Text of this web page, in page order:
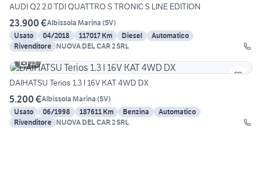
AUDI Q2 2.0 TDI QUATTRO S TRONIC S LINE EDITION
23.900 €Albissola Marina (SV)
Usato
04/2018 117017 Km Diesel
Automatico
Rivenditore NUOVA DEL CAR 2 SRL
13
DAIHATSU Terios 1.3 I 16V KAT 4WD DX
5.200 €Albissola Marina (SV)
Usato
06/1998 187611 Km Benzina
Automatico
Rivenditore NUOVA DEL CAR 2 SRL